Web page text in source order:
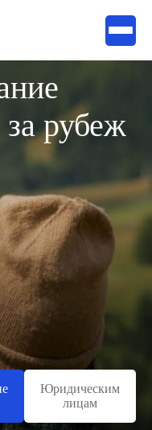
Юридическим
лицам
рубеж